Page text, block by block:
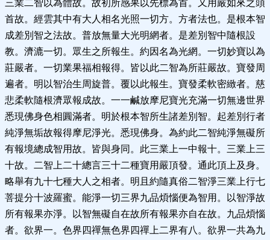
三業二智以為體故。故初所感果以先標為首。又用嚴如來之頭
首故。經雲其中有大人相名光照一切方。方者法也。是根本智
成差別智之法故。普放無量大光明網者。是差別智中隨根設
教。濟漉一切。眾生之所報生。約因名為光網。一切妙寶以為
莊嚴者。一切業果福相報得。皆以此二智為所莊嚴故。寶發周
遍者。明以智治生周旋普。覆以此報生。寶發柔軟密緻者。慈
悲柔軟隨根濟眾報成故。一一鹹放摩尼寶光充滿一切無邊世界
悉現佛身色相圓滿者。明於根本智所生諸差別智。起差別行者
純淨無垢故報得摩尼淨光。悉現佛身。為約此二智純淨無礙所
有報境總成智用故。皆與身同。此三業上一中報十。三業上三
十故。二智上二十總言三十二種寶用嚴頂發。通此頂上及身。
略舉有九十七種大人之相者。明且約隨真俗二智淨三業上行七
菩提分十波羅蜜。能淨一切三界九品煩惱便為智用。以智淨故
所有報果亦淨。以智無礙自在故所有報果亦自在故。九品煩惱
者。欲界一。色界四禪無色界四禪上二界有八。欲界一共為九